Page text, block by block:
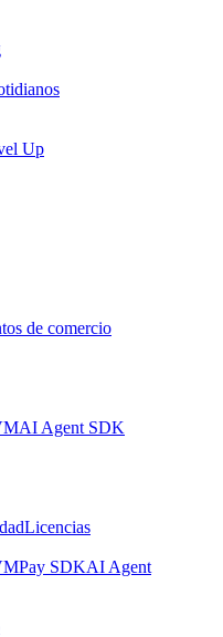
Up
de comercio
AI Agent SDK
Licencias
Pay SDKAI Agent